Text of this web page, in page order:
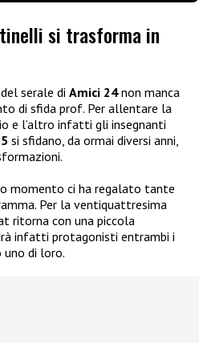
si trasforma in
serale di Amici 24non manca
di sfida prof. Per allentare la
e l’altro infatti gli insegnanti
si sfidano, da ormai diversi anni,
momento ci ha regalato tante
Per la ventiquattresima
ritorna con una piccola
infatti protagonisti entrambi i
di loro.